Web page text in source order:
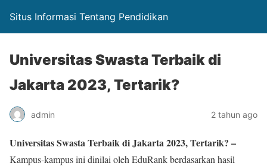
Situs Informasi Tentang Pendidikan
Universitas Swasta Terbaik di
Jakarta 2023, Tertarik?
admin 2 tahun ago
Universitas Swasta Terbaik di Jakarta 2023, Tertarik? –
Kampus-kampus ini dinilai oleh EduRank berdasarkan hasil